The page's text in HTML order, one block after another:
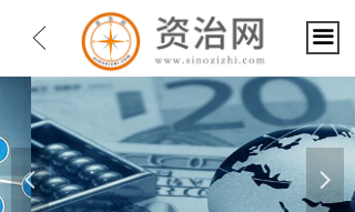
끀
넳 넲
ꁣ